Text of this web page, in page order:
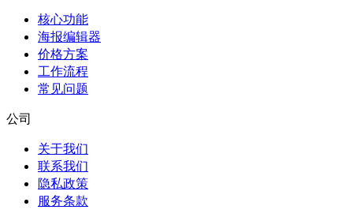
核心功能
海报编辑器
价格方案
工作流程
常见问题
公司
关于我们
联系我们
隐私政策
服务条款